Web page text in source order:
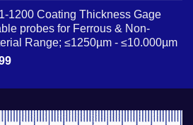
1200 Coating Thickness Gage
probes for Ferrous & Non-
Range; ≤1250µm - ≤10.000µm